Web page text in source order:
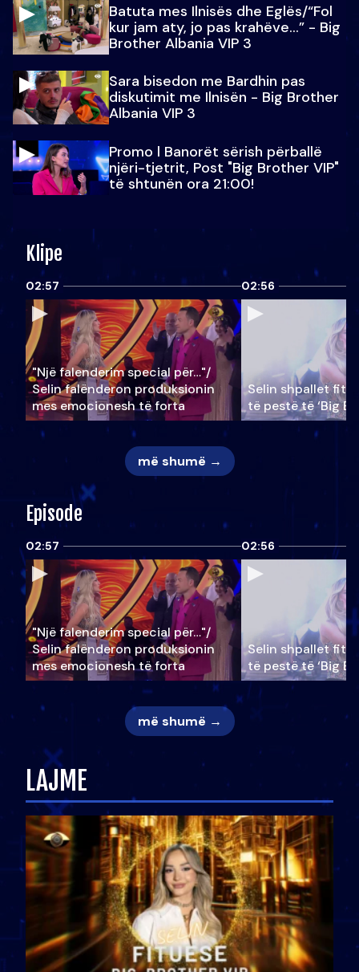
Batuta mes Ilnisës dhe Eglës/“Fol
kur jam aty, jo pas krahëve…” - Big
Brother Albania VIP 3
Sara bisedon me Bardhin pas
diskutimit me Ilnisën - Big Brother
Albania VIP 3
Promo l Banorët sërish përballë
njëri-tjetrit, Post "Big Brother VIP"
të shtunën ora 21:00!
Klipe
02:57
"Një falenderim special për…"/
Selin falënderon produksionin
mes emocionesh të forta
02:56
Selin shpallet
të pestë të ‘Big
më shumë →
Episode
02:57
"Një falenderim special për…"/
Selin falënderon produksionin
mes emocionesh të forta
02:56
Selin shpallet
të pestë të ‘Big
më shumë →
LAJME